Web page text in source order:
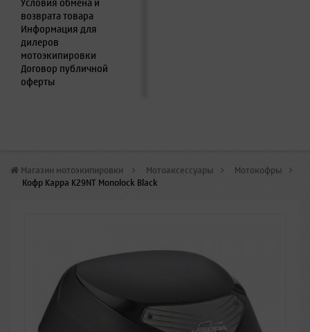
возврата товара
Информация для
дилеров
мотоэкипировки
Договор публичной
оферты
Магазин мотоэкипировки > Мотоаксессуары > Мотокофры
Кофр Kappa K29NT Monolock Black